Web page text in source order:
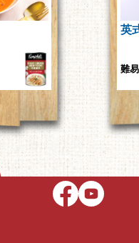
英
難